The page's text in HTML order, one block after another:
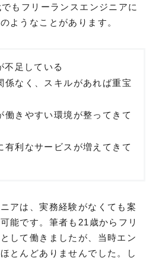
もフリーランスエンジニアに
ようなことがあります。
不足している
係なく、スキルがあれば重宝
働きやすい環境が整ってきて
有利なサービスが増えてきて
アは、実務経験がなくても案
能です。筆者も21歳からフリ
して働きましたが、当時エン
とんどありませんでした。し